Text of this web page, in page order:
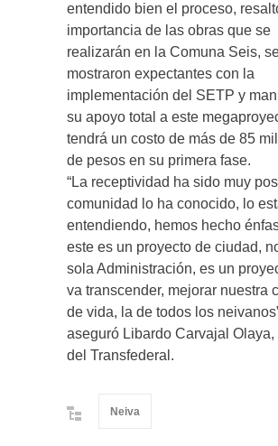
entendido bien el proceso,
importancia de las obras que se
realizarán en la Comuna Seis,
mostraron expectantes con la
implementación del SETP y
su apoyo total a este
tendrá un costo de más de 85
de pesos en su primera fase.
“La receptividad ha sido muy
comunidad lo ha conocido, lo
entendiendo, hemos hecho
este es un proyecto de ciudad,
sola Administración, es un
va transcender, mejorar nuestra
de vida, la de todos los
aseguró Libardo Carvajal Olaya,
del Transfederal.
Neiva